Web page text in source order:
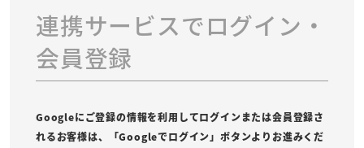
連携サービスでログイン・
会員登録
Googleにご登録の情報を利用してログインまたは会員登録さ
れるお客様は、「Googleでログイン」ボタンよりお進みくだ